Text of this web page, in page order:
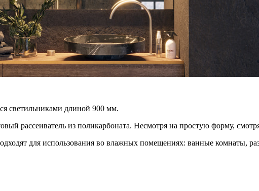
светильниками длиной 900 мм.
рассеиватель из поликарбоната. Несмотря на простую форму,
для использования во влажных помещениях: ванные комнаты,